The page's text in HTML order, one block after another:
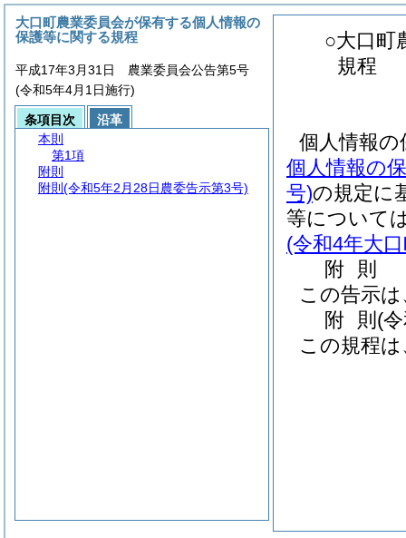
○大口町
規程
個人情報
個人情報の
号)の規定に
等について
(令和4年大
附 則
この告示
附 則 (
この規程
大口町農業委員会が保有する個人情報の
保護等に関する規程
平成17年3月31日 農業委員会公告第5号
(令和5年4月1日施行)
条項目次
沿革
本則
第1項
附則
附則 (令和5年2月28日農委告示第3号)